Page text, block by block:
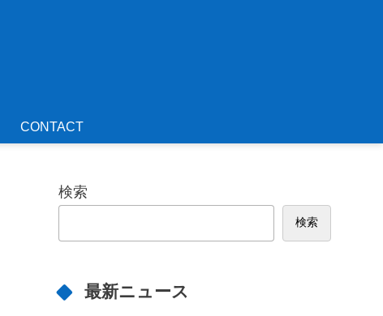
CONTACT
検索
検索
最新ニュース